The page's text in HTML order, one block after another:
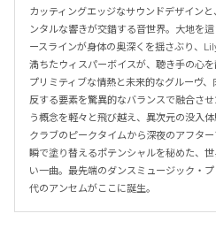
カッティングエッジなサウンドデザイン
ンタルな響きが交錯する音世界。大地を
ースラインが身体の奥深くを揺さぶり、
満ちたウィスパーボイスが、聴き手の心を
プリミティブな情熱と未来的なグルーヴ
反する要素を驚異的なバランスで融合さ
う概念を軽々と飛び越え、異次元の没入体
クラブのピークタイムから深夜のアフタ
瞬で塗り替えるポテンシャルを秘めた、
い一曲。最先端のダンスミュージック・
代のアンセムがここに誕生。